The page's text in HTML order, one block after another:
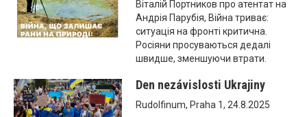
Віталій Портников про атентат на
Андрія Парубія, Війна триває:
ситуація на фронті критична.
Росіяни просуваються дедалі
швидше, зменшуючи втрати.
Den nezávislosti Ukrajiny
Rudolfinum, Praha 1, 24.8.2025